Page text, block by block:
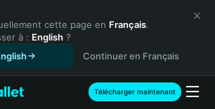
cette page en Français.
à : English ?
Continuer en Français
Télécharger maintenant